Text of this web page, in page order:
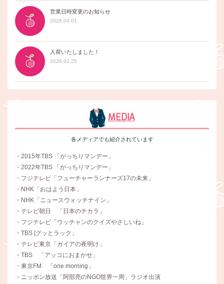
営業日時変更のお知らせ
2026.04.01
入荷いたしました！
2026.02.25
MEDIA
各メディアでも紹介されています
・2015年TBS 「がっちりマンデー」
・2022年TBS 「がっちりマンデー」
・フジテレビ「フューチャーランナーズ17の未来」
・NHK「おはよう日本」
・NHK「ニュースウォッチナイン」
・テレビ朝日 「日本のチカラ」
・フジテレビ「ウッチャンのクイズやさしいね」
・TBS [グッとラック」
・テレビ東京「ガイアの夜明け」
・TBS 「アッコにおまかせ」
・東京FM 「one morning」
・ニッポン放送「阿部亮のNGO世界一周」ラジオ出演